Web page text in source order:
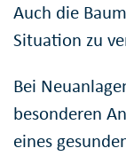
Auch die
Situation zu
Bei
besonderen
eines